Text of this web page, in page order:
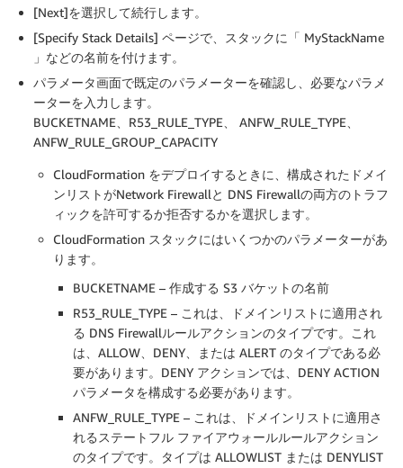
[Next]を選択して続行します。
[Specify Stack Details] ページで、スタックに「 MyStackName
」などの名前を付けます。
パラメータ画面で既定のパラメーターを確認し、必要なパラメ
ーターを入力します。
BUCKETNAME、R53_RULE_TYPE、 ANFW_RULE_TYPE、
ANFW_RULE_GROUP_CAPACITY
CloudFormation をデプロイするときに、構成されたドメイ
ンリストがNetwork Firewallと DNS Firewallの両方のトラフ
ィックを許可するか拒否するかを選択します。
CloudFormation スタックにはいくつかのパラメーターがあ
ります。
BUCKETNAME – 作成する S3 バケットの名前
R53_RULE_TYPE – これは、ドメインリストに適用され
る DNS Firewallルールアクションのタイプです。これ
は、ALLOW、DENY、または ALERT のタイプである必
要があります。DENY アクションでは、DENY ACTION
パラメータを構成する必要があります。
ANFW_RULE_TYPE – これは、ドメインリストに適用さ
れるステートフル ファイアウォールルールアクション
のタイプです。タイプは ALLOWLIST または DENYLIST